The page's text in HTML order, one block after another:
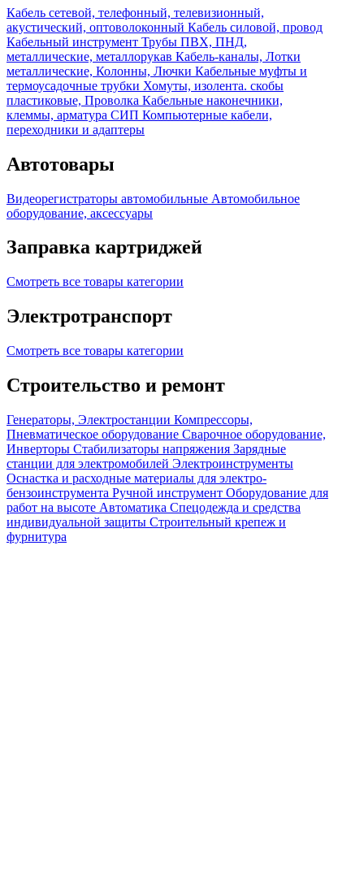
Кабель сетевой, телефонный, телевизионный,
акустический, оптоволоконный Кабель силовой, провод
Кабельный инструмент Трубы ПВХ, ПНД,
металлические, металлорукав Кабель-каналы, Лотки
металлические, Колонны, Лючки Кабельные муфты и
термоусадочные трубки Хомуты, изолента. скобы
пластиковые, Проволка Кабельные наконечники,
клеммы, арматура СИП Компьютерные кабели,
переходники и адаптеры
Автотовары
Видеорегистраторы автомобильные Автомобильное
оборудование, аксессуары
Заправка картриджей
Смотреть все товары категории
Электротранспорт
Смотреть все товары категории
Строительство и ремонт
Генераторы, Электростанции Компрессоры,
Пневматическое оборудование Сварочное оборудование,
Инверторы Стабилизаторы напряжения Зарядные
станции для электромобилей Электроинструменты
Оснастка и расходные материалы для электро-
бензоинструмента Ручной инструмент Оборудование для
работ на высоте Автоматика Спецодежда и средства
индивидуальной защиты Строительный крепеж и
фурнитура